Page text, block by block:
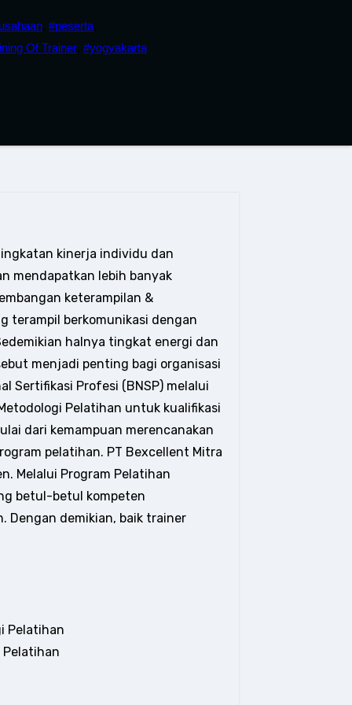
#peserta
Of Trainer #yogyakarta
kinerja individu dan
mendapatkan lebih banyak
keterampilan &
terampil berkomunikasi dengan
halnya tingkat energi dan
menjadi penting bagi organisasi
Sertifikasi Profesi (BNSP) melalui
Pelatihan untuk kualifikasi
dari kemampuan merencanakan
pelatihan. PT Bexcellent Mitra
Melalui Program Pelatihan
betul-betul kompeten
Dengan demikian, baik trainer
Pelatihan
Pelatihan